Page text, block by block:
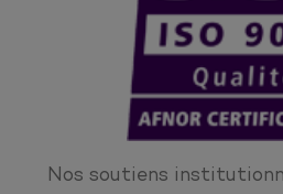
Nos soutiens